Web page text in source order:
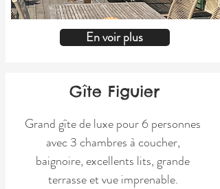
En voir plus
Gîte Figuier
Grand gîte de luxe pour 6 personnes
avec 3 chambres à coucher,
baignoire, excellents lits, grande
terrasse et vue imprenable.